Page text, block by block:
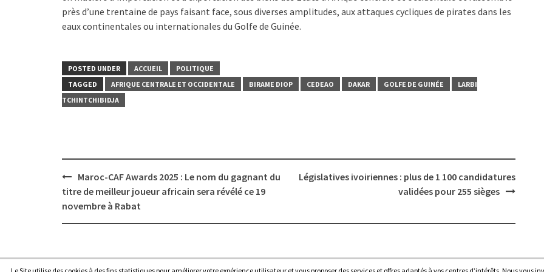
près d’une trentaine de pays faisant face, sous diverses amplitudes, aux attaques cycliques de pirates dans les
eaux continentales ou internationales du Golfe de Guinée.
POSTED UNDER ACCUEIL
POLITIQUE
TAGGED
AFRIQUE CENTRALE ET OCCIDENTALE BIRAME DIOP CEDEAO DAKAR GOLFE DE GUINÉE
LARBI
TCHINTCHIBIDJA
Post
navigation
Maroc-CAF Awards 2025 : Le nom du gagnant du
titre de meilleur joueur africain sera révélé ce 19
novembre à Rabat
Législatives ivoiriennes : plus de 1 100 candidatures
validées pour 255 sièges